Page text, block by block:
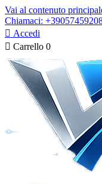
Vai al contenuto
Chiamaci:
 Accedi
 Carrello 0